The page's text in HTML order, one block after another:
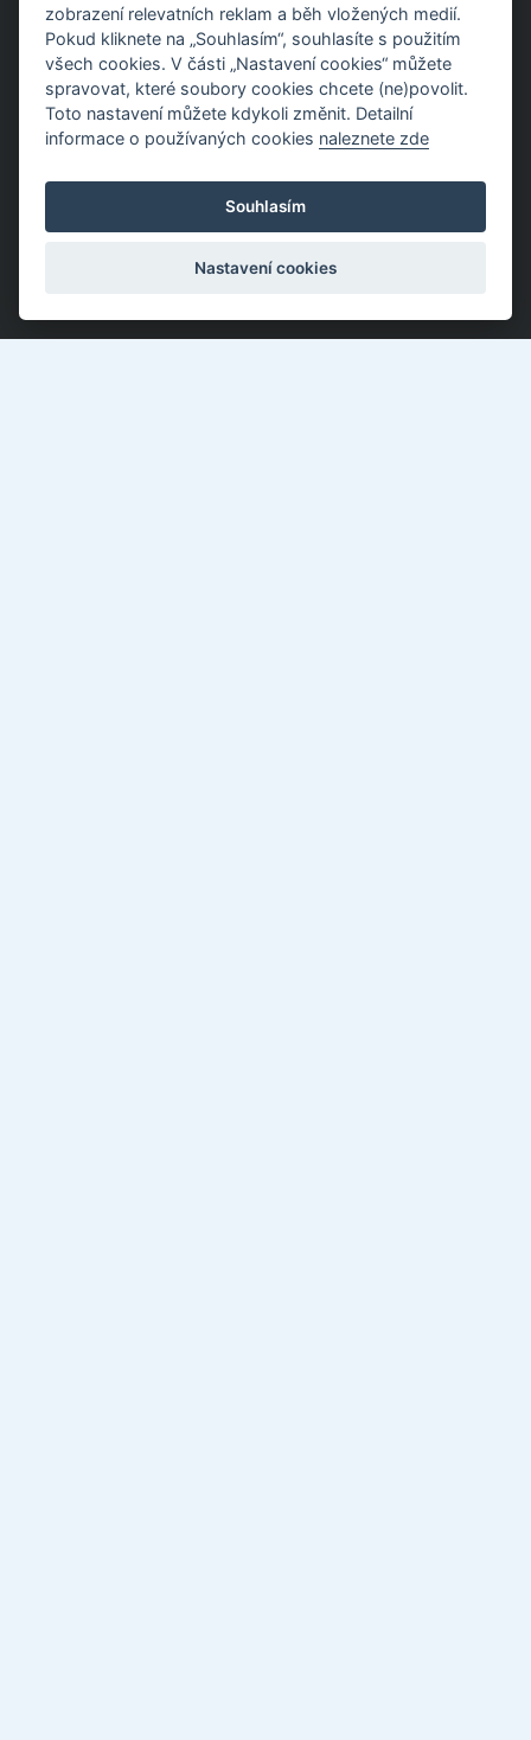
zobrazení relevatních reklam a běh vložených medií.
Pokud kliknete na „Souhlasím“, souhlasíte s použitím
všech cookies. V části „Nastavení cookies“ můžete
spravovat, které soubory cookies chcete (ne)povolit.
Toto nastavení můžete kdykoli změnit. Detailní
informace o používaných cookies naleznete zde
Souhlasím
Nastavení cookies